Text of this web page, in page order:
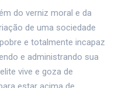
do verniz moral e da
de uma sociedade
e totalmente incapaz
e administrando sua
vive e goza de